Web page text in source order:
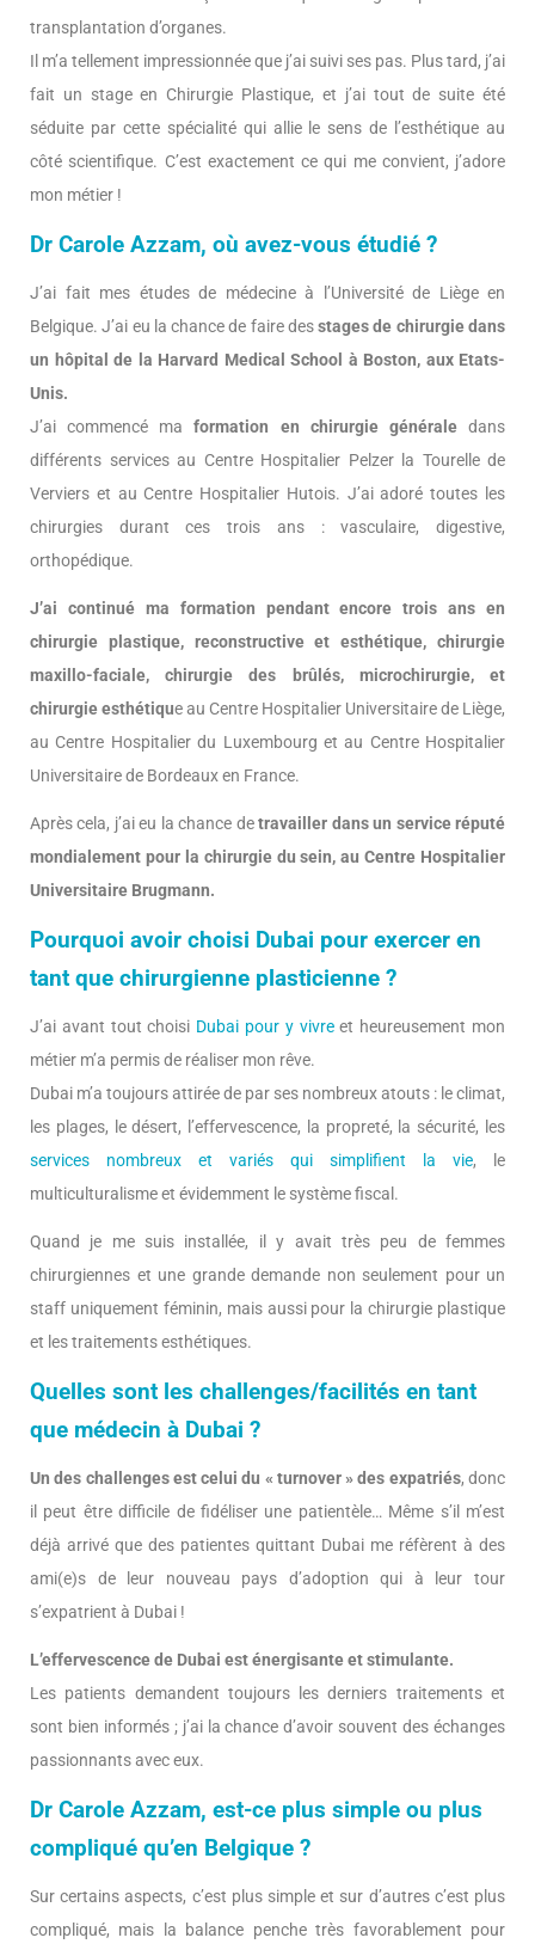
transplantation d’organes.
Il m’a tellement impressionnée que j’ai suivi ses pas. Plus tard, j’ai
fait un stage en Chirurgie Plastique, et j’ai tout de suite été
séduite par cette spécialité qui allie le sens de l’esthétique au
côté scientifique. C’est exactement ce qui me convient, j’adore
mon métier !
Dr Carole Azzam, où avez-vous étudié ?
J’ai fait mes études de médecine à l’Université de Liège en
Belgique. J’ai eu la chance de faire desstages de chirurgie dans
un hôpital de la Harvard Medical School à Boston, aux Etats-
Unis.
J’ai commencé maformation en chirurgie généraledans
différents services au Centre Hospitalier Pelzer la Tourelle de
Verviers et au Centre Hospitalier Hutois. J’ai adoré toutes les
chirurgies durant ces trois ans : vasculaire, digestive,
orthopédique.
J’ai continué ma formation pendant encore trois ans en
chirurgie plastique, reconstructive et esthétique, chirurgie
maxillo-faciale, chirurgie des brûlés, microchirurgie, et
chirurgie esthétique au Centre Hospitalier Universitaire de Liège,
au Centre Hospitalier du Luxembourg et au Centre Hospitalier
Universitaire de Bordeaux en France.
Après cela, j’ai eu la chance detravailler dans un service réputé
mondialement pour la chirurgie du sein, au Centre Hospitalier
Universitaire Brugmann.
Pourquoi avoir choisi Dubai pour exercer en
tant que chirurgienne plasticienne ?
J’ai avant tout choisi Dubai pour y vivreet heureusement mon
métier m’a permis de réaliser mon rêve.
Dubai m’a toujours attirée de par ses nombreux atouts : le climat,
les plages, le désert, l’effervescence, la propreté, la sécurité, les
services nombreux et variés qui simplifient la vie, le
multiculturalisme et évidemment le système fiscal.
Quand je me suis installée, il y avait très peu de femmes
chirurgiennes et une grande demande non seulement pour un
staff uniquement féminin, mais aussi pour la chirurgie plastique
et les traitements esthétiques.
Quelles sont les challenges/facilités en tant
que médecin à Dubai ?
Un des challenges est celui du « turnover » des expatriés, donc
il peut être difficile de fidéliser une patientèle… Même s’il m’est
déjà arrivé que des patientes quittant Dubai me réfèrent à des
ami(e)s de leur nouveau pays d’adoption qui à leur tour
s’expatrient à Dubai !
L’effervescence de Dubai est énergisante et stimulante.
Les patients demandent toujours les derniers traitements et
sont bien informés ; j’ai la chance d’avoir souvent des échanges
passionnants avec eux.
Dr Carole Azzam, est-ce plus simple ou plus
compliqué qu’en Belgique ?
Sur certains aspects, c’est plus simple et sur d’autres c’est plus
compliqué, mais la balance penche très favorablement pour